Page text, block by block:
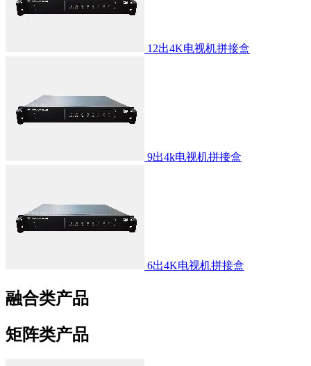
12出4K电视机拼接盒
9出4k电视机拼接盒
6出4K电视机拼接盒
融合类产品
矩阵类产品